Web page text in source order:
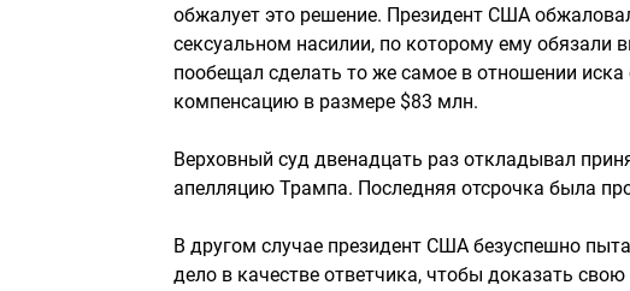
обжалует это решение. Президент США
сексуальном насилии, по которому ему
пообещал сделать то же самое в отношении
компенсацию в размере $83 млн.
Верховный суд двенадцать раз откладывал
апелляцию Трампа. Последняя отсрочка была
В другом случае президент США безуспешно
дело в качестве ответчика, чтобы доказать